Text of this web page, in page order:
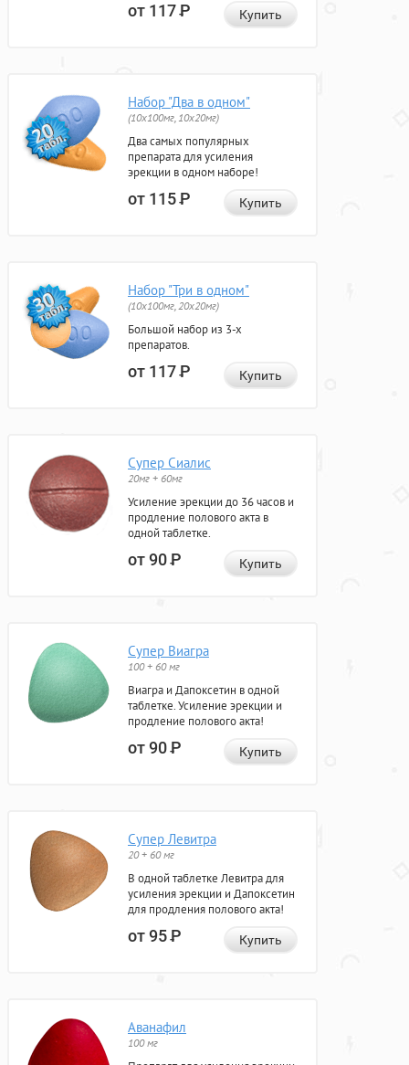
от 117Р Купить
Набор "Два в одном"
(10x100мг, 10x20мг)
Два самых популярных
препарата для усиления
эрекции в одном наборе!
от 115Р Купить
Набор "Три в одном"
(10x100мг, 20x20мг)
Большой набор из 3-х
препаратов.
от 117Р Купить
Супер Сиалис
20мг + 60мг
Усиление эрекции до 36 часов и
продление полового акта в
одной таблетке.
от 90Р Купить
Супер Виагра
100 + 60 мг
Виагра и Дапоксетин в одной
таблетке. Усиление эрекции и
продление полового акта!
от 90Р Купить
Супер Левитра
20 + 60 мг
В одной таблетке Левитра для
усиления эрекции и Дапоксетин
для продления полового акта!
от 95Р Купить
Аванафил
100 мг